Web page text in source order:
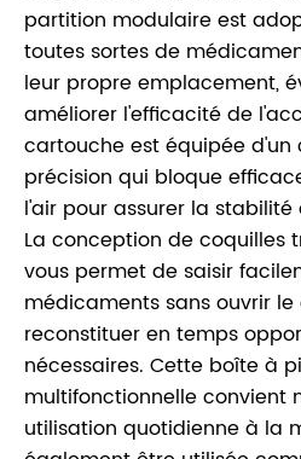
partition modulaire est
toutes sortes de
leur propre emplacement,
améliorer l'efficacité de
cartouche est équipée
précision qui bloque
l'air pour assurer la
La conception de coquilles
vous permet de saisir
médicaments sans ouvrir
reconstituer en temps
nécessaires. Cette boîte à
multifonctionnelle convient
utilisation quotidienne à la